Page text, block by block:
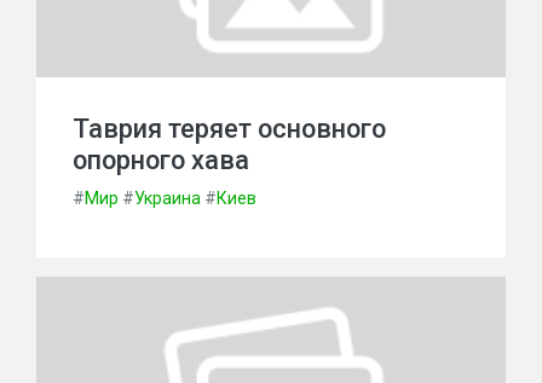
Таврия теряет основного
опорного хава
#Мир #Украина #Киев